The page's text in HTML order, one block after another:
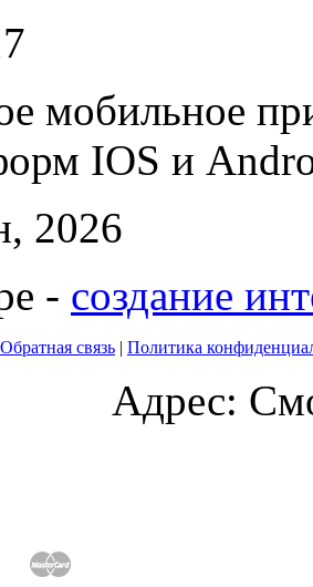
мобильное
IOS и
2026
- создание
Обратная связь | Политика
Адрес: